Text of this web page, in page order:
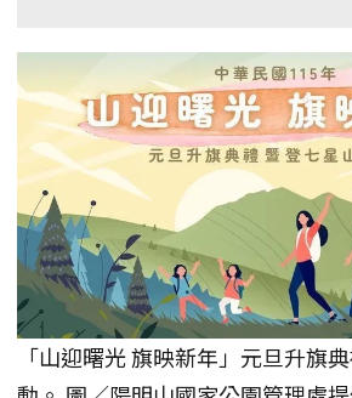
「山迎曙光 旗映新年」元旦升旗